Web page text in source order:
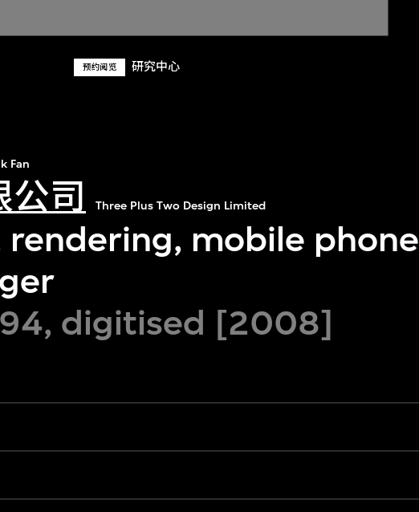
预约阅览 研究中心
Fan
公司 Three Plus Two Design Limited
rendering, mobile phone
digitised [2008]